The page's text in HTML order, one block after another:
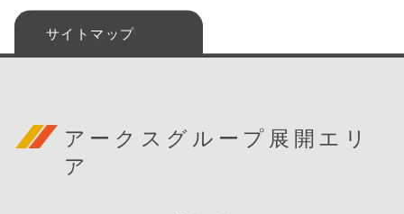
サイトマップ
アークスグループ展開エリ
ア